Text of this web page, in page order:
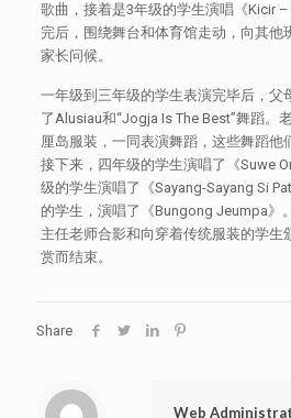
歌曲，接着是3年级的学生演唱《Kicir
完后，围绕舞台和体育馆走动，向其他
家长问候。
一年级到三年级的学生表演完毕后，父
了Alusiau和“Jogja Is The Best”舞蹈。
厘岛服装，一同表演舞蹈，这些舞蹈他
接下来，四年级的学生演唱了《Suwe
级的学生演唱了《Sayang-Sayang Si
的学生，演唱了《Bungong Jeumpa》
主任老师合影和向穿着传统服装的学生
赏而结束。
Share
Web